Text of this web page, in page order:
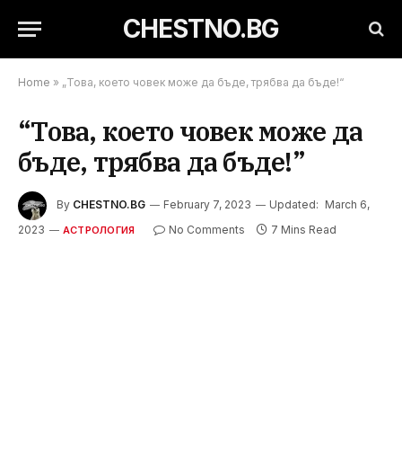
CHESTNO.BG
Home » „Това, което човек може да бъде, трябва да бъде!“
“Това, което човек може да
бъде, трябва да бъде!”
By CHESTNO.BG February 7, 2023 Updated: March 6,
2023
АСТРОЛОГИЯ No Comments 7 Mins Read